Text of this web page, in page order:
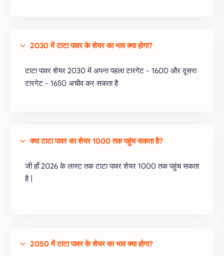
2030 में टाटा पावर के शेयर का भाव क्या होगा?
टाटा पावर शेयर 2030 में अपना पहला टारगेट - 1600 और दूसरा
टारगेट - 1650 अचीव कर सकता है
क्या टाटा पावर का शेयर 1000 तक पहुंच सकता है?
जी हाँ 2026 के लास्ट तक टाटा पावर शेयर 1000 तक पहुंच सकता
है |
2050 में टाटा पावर के शेयर का भाव क्या होगा?